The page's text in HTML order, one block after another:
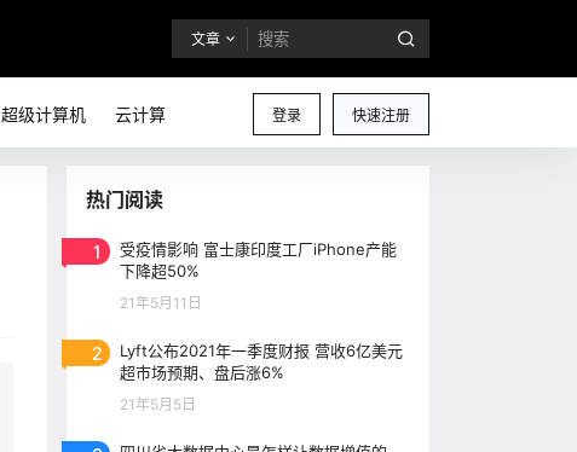
文章
登录 快速注册
超级计算机 云计算
热门阅读
1
受疫情影响 富士康印度工厂iPhone产能
下降超50%
21年5月11日
2
Lyft公布2021年一季度财报 营收6亿美元
超市场预期、盘后涨6%
21年5月5日